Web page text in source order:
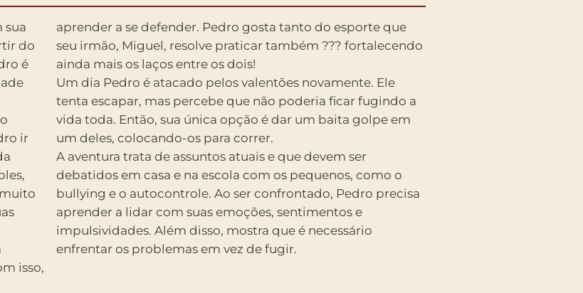
sua
do
é
ir
isso,
aprender a se defender. Pedro gosta tanto do esporte que
seu irmão, Miguel, resolve praticar também ??? fortalecendo
ainda mais os laços entre os dois!
Um dia Pedro é atacado pelos valentões novamente. Ele
tenta escapar, mas percebe que não poderia ficar fugindo a
vida toda. Então, sua única opção é dar um baita golpe em
um deles, colocando-os para correr.
A aventura trata de assuntos atuais e que devem ser
debatidos em casa e na escola com os pequenos, como o
bullying e o autocontrole. Ao ser confrontado, Pedro precisa
aprender a lidar com suas emoções, sentimentos e
impulsividades. Além disso, mostra que é necessário
enfrentar os problemas em vez de fugir.